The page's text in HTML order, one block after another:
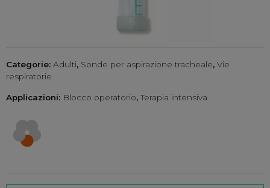
Categorie: Adulti, Sonde per aspirazione tracheale, Vie
respiratorie
Applicazioni: Blocco operatorio, Terapia intensiva